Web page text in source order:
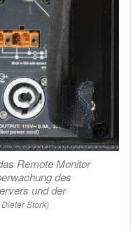
Remote Monitor
des
und der
Stork)